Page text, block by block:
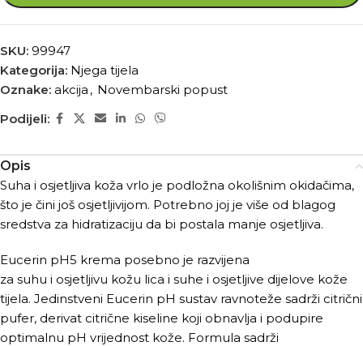
SKU: 99947
Kategorija: Njega tijela
Oznake: akcija , Novembarski popust
Podijeli:
Opis
Suha i osjetljiva koža vrlo je podložna okolišnim okidačima,
što je čini još osjetljivijom. Potrebno joj je više od blagog
sredstva za hidratizaciju da bi postala manje osjetljiva.
Eucerin pH5 krema posebno je razvijena
za suhu i osjetljivu kožu lica i suhe i osjetljive dijelove kože
tijela. Jedinstveni Eucerin pH sustav ravnoteže sadrži citrični
pufer, derivat citrične kiseline koji obnavlja i podupire
optimalnu pH vrijednost kože. Formula sadrži